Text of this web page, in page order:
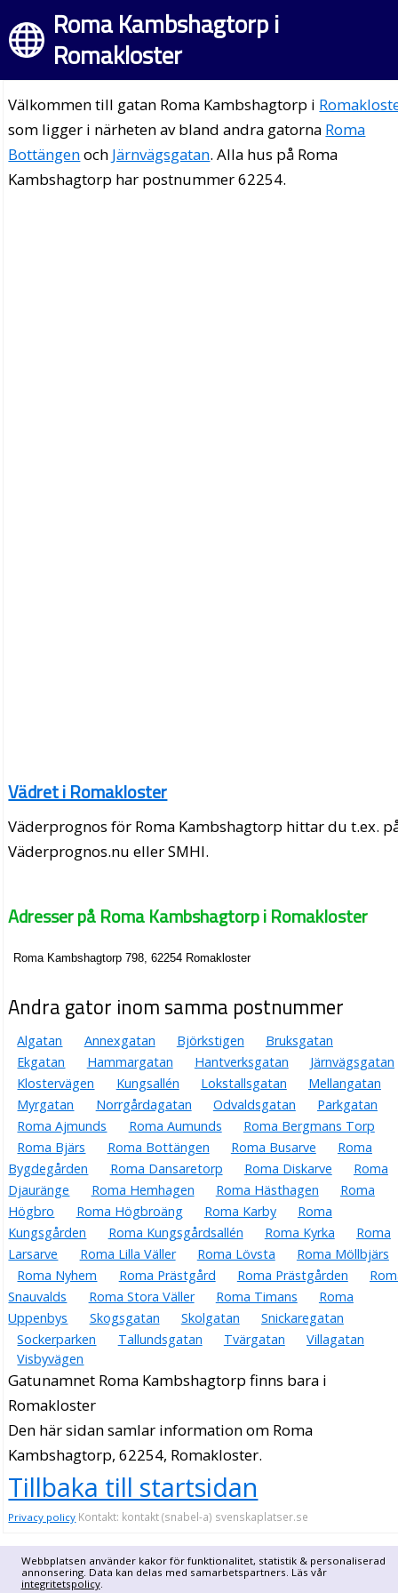
Webbplatsen använder kakor för funktionalitet, statistik & personaliserad
annonsering. Data kan delas med samarbetspartners. Läs vår
integritetspolicy.
Roma Kambshagtorp i
Romakloster
Välkommen till gatan Roma Kambshagtorp i
som ligger i närheten av bland andra gatorna Roma
Bottängenoch Järnvägsgatan. Alla hus på Roma
Kambshagtorp har postnummer 62254.
Vädret i Romakloster
Väderprognos för Roma Kambshagtorp hittar du t.ex.
Väderprognos.nu eller SMHI.
Adresser på Roma Kambshagtorp i Romakloster
Roma Kambshagtorp 798, 62254 Romakloster
Andra gator inom samma postnummer
Algatan Annexgatan Björkstigen
Bruksgatan
Ekgatan
Hammargatan Hantverksgatan
Järnvägsgatan
Klostervägen
Kungsallén Lokstallsgatan
Mellangatan
Myrgatan
Norrgårdagatan Odvaldsgatan
Parkgatan
Roma Ajmunds
Roma Aumunds
Roma Bergmans Torp
Roma Bjärs
Roma Bottängen Roma Busarve
Roma
Bygdegården
Roma Dansaretorp Roma Diskarve
Roma
Djauränge
Roma Hemhagen Roma Hästhagen
Roma
Högbro
Roma Högbroäng Roma Karby
Roma
Kungsgården
Roma Kungsgårdsallén Roma Kyrka
Roma
Larsarve
Roma Lilla Väller Roma Lövsta
Roma Möllbjärs
Roma Nyhem
Roma Prästgård Roma Prästgården
Snauvalds
Roma Stora Väller Roma Timans
Roma
Uppenbys
Skogsgatan Skolgatan
Snickaregatan
Sockerparken
Tallundsgatan Tvärgatan
Villagatan
Visbyvägen
Gatunamnet Roma Kambshagtorp finns bara i
Romakloster
Den här sidan samlar information om Roma
Kambshagtorp, 62254, Romakloster.
Tillbaka till startsidan
Privacy policy Kontakt: kontakt (snabel-a) svenskaplatser.se